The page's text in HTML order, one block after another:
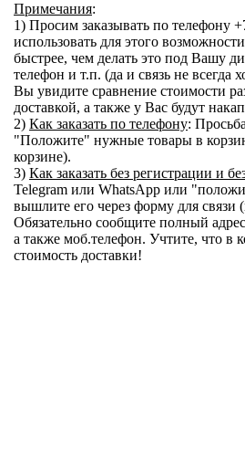
Примечания:
1) Просим заказывать по телефону
использовать для этого
быстрее, чем делать это под Вашу
телефон и т.п. (да и связь не всегда
Вы увидите сравнение стоимости
доставкой, а также у Вас будут
2) Как заказать по телефону:
"Положите" нужные товары в
корзине).
3) Как заказать без регистрации и
Telegram или WhatsApp или
вышлите его через форму для связи
Обязательно сообщите полный
а также моб.телефон. Учтите, что в
стоимость доставки!